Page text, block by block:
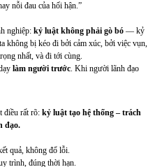
nỗi đau của hối hận.”
nghiệp: kỷ luật không phải gò bó— kỷ
không bị kéo đi bởi cảm xúc, bởi việc vụn,
nhất, và đi tới cùng.
làm người trước. Khi người lãnh đạo
điều rất rõ: kỷ luật tạo hệ thống – trách
đạo.
quả, không đổ lỗi.
trình, đúng thời hạn.